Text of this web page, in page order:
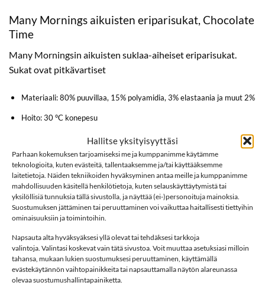
Hallitse yksityisyyttäsi
Parhaan kokemuksen tarjoamiseksi me ja kumppanimme käytämme
teknologioita, kuten evästeitä, tallentaaksemme ja/tai käyttääksemme
laitetietoja. Näiden tekniikoiden hyväksyminen antaa meille ja kumppanimme
mahdollisuuden käsitellä henkilötietoja, kuten selauskäyttäytymistä tai
yksilöllisiä tunnuksia tällä sivustolla, ja näyttää (ei-)personoituja mainoksia.
Suostumuksen jättäminen tai peruuttaminen voi vaikuttaa haitallisesti tiettyihin
ominaisuuksiin ja toimintoihin.
Napsauta alta hyväksyäksesi yllä olevat tai tehdäksesi tarkkoja
valintoja. Valintasi koskevat vain tätä sivustoa. Voit muuttaa asetuksiasi milloin
tahansa, mukaan lukien suostumuksesi peruuttaminen, käyttämällä
evästekäytännön vaihtopainikkeita tai napsauttamalla näytön alareunassa
olevaa suostumushallintapainiketta.
Many Mornings aikuisten eriparisukat, Chocolate
Time
Many Morningsin aikuisten suklaa-aiheiset eriparisukat.
Sukat ovat pitkävartiset
Materiaali: 80% puuvillaa, 15% polyamidia, 3% elastaania ja muut 2%
Hoito: 30 °C konepesu
Many Mornings
Sukat
Lisää sukkia
LISÄÄ
SUOSIKKEIHIN
LISÄÄ
SUOSIKKEIHIN